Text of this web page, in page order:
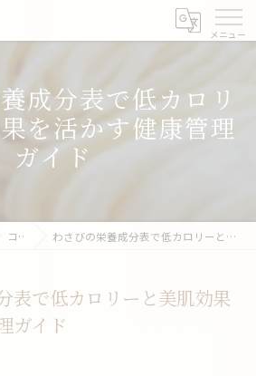
成分表で低カロリ
を活かす健康管理
ガイド
コラム わさびの栄養成分表で低カロリーと美肌効果を活かす健康管理ガイド
表で低カロリーと美肌効果
ガイド